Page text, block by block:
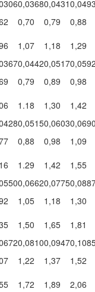
0,03680,04310,0493
0,70 0,79 0,88
1,07 1,18 1,29
0,04420,05170,0592
0,79 0,89 0,98
1.18 1,30 1,42
0,05150,06030,0690
0,88 0,98 1,09
1.29 1,42 1,55
0,06620,0775
1,05 1,18 1,30
1,50 1,65 1,81
0,08100,0947
1,22 1,37 1,52
1,72 1,89 2,06